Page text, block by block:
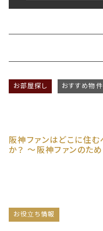
お部屋探し おすすめ物件
阪神ファンはどこに住む
か？ 〜阪神ファンのた
お役立ち情報